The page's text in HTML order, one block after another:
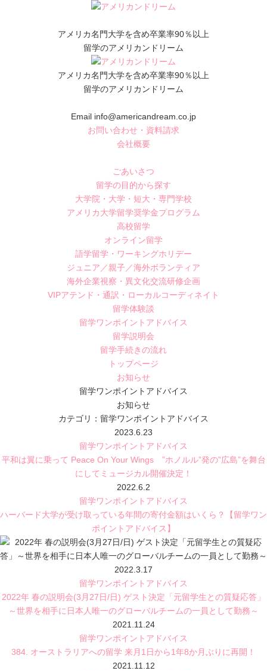
アメリカ名門大学を含め卒業率90％以上
留学のアメリカンドリーム
アメリカ名門大学を含め卒業率90％以上
留学のアメリカンドリーム
Email info@americandream.co.jp
お問い合わせ・資料請求
会社概要
ごあいさつ
留学の目的から探す
大学院・大学・短大・専門学校
アメリカ大学留学奨学金プログラム
高校留学
オンライン留学
語学留学・ワーキングホリデー
ジュニア／親子／海外ボランティア
海外企業視察・異文化交流研修企画
VIPアテンド・通訳・ローカルコーディネイト
留学体験談
留学ワンポイントアドバイス
留学説明会
留学手続きの流れ
トップページ
お知らせ
留学ワンポイントアドバイス
お知らせ
カテゴリ：留学ワンポイントアドバイス
2023.6.23
留学ワンポイントアドバイス
平和は翼に乗って Peace On Your Wings ”ホノルル”発の”広島”を舞台
にしてミュージカル開催決定！
2022.6.2
留学ワンポイントアドバイス
ハーバード大学が受け取っている年間の寄付金額はいくら？【留学ワン
ポイントアドバイス】
2022.3.17
留学ワンポイントアドバイス
2022年 春の説明会(3月27日/日) ゲスト決定「元留学生との質疑応答」
～世界を相手に日本人唯一のグローバルチームの一員として勤務～
2021.11.24
留学ワンポイントアドバイス
384. オーストラリアへの留学 来月1日から1年8か月ぶりに再開！
2021.11.12